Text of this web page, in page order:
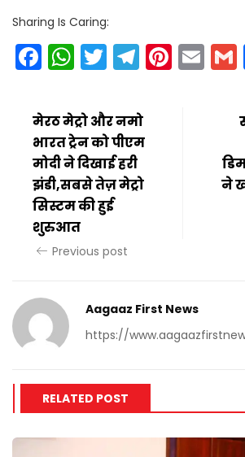
Sharing Is Caring:
Facebook
WhatsApp
Twitter
मेरठ मेट्रो और नमो
भारत ट्रेन को पीएम
मोदी ने दिखाई हरी
झंडी,सबसे तेज़ मेट्रो
सिस्टम की हुई
शुरुआत
Previous post
ने
Aagaaz First News
https://
RELATED POST